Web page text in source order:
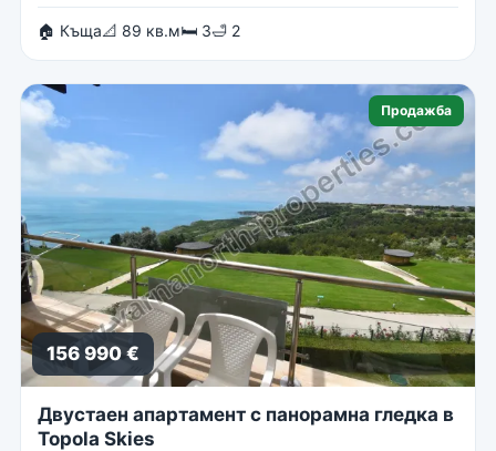
🏠 Къща📐 89 кв.м🛏 3🛁 2
Продажба
156 990 €
Двустаен апартамент с панорамна гледка в
Topola Skies